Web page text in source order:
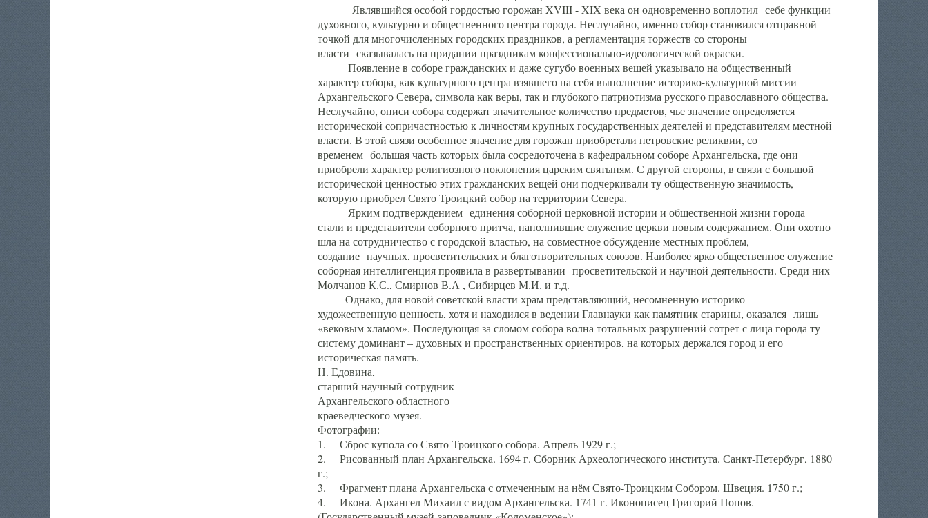
Являвшийся особой гордостью горожан XVIII - XIX века он одновременно воплотил себе функции
духовного, культурно и общественного центра города. Неслучайно, именно собор становился отправной
точкой для многочисленных городских праздников, а регламентация торжеств со стороны
власти сказывалась на придании праздникам конфессионально-идеологической окраски.
Появление в соборе гражданских и даже сугубо военных вещей указывало на общественный
характер собора, как культурного центра взявшего на себя выполнение историко-культурной миссии
Архангельского Севера, символа как веры, так и глубокого патриотизма русского православного общества.
Неслучайно, описи собора содержат значительное количество предметов, чье значение определяется
исторической сопричастностью к личностям крупных государственных деятелей и представителям местной
власти. В этой связи особенное значение для горожан приобретали петровские реликвии, со
временем большая часть которых была сосредоточена в кафедральном соборе Архангельска, где они
приобрели характер религиозного поклонения царским святыням. С другой стороны, в связи с большой
исторической ценностью этих гражданских вещей они подчеркивали ту общественную значимость,
которую приобрел Свято Троицкий собор на территории Севера.
Ярким подтверждением единения соборной церковной истории и общественной жизни города
стали и представители соборного притча, наполнившие служение церкви новым содержанием. Они охотно
шла на сотрудничество с городской властью, на совместное обсуждение местных проблем,
создание научных, просветительских и благотворительных союзов. Наиболее ярко общественное служение
соборная интеллигенция проявила в развертывании просветительской и научной деятельности. Среди них
Молчанов К.С., Смирнов В.А , Сибирцев М.И. и т.д.
Однако, для новой советской власти храм представляющий, несомненную историко –
художественную ценность, хотя и находился в ведении Главнауки как памятник старины, оказался лишь
«вековым хламом». Последующая за сломом собора волна тотальных разрушений сотрет с лица города ту
систему доминант – духовных и пространственных ориентиров, на которых держался город и его
историческая память.
Н. Едовина,
старший научный сотрудник
Архангельского областного
краеведческого музея.
Фотографии:
1. Сброс купола со Свято-Троицкого собора. Апрель 1929 г.;
2. Рисованный план Архангельска. 1694 г. Сборник Археологического института. Санкт-Петербург, 1880
г.;
3. Фрагмент плана Архангельска с отмеченным на нём Свято-Троицким Собором. Швеция. 1750 г.;
4. Икона. Архангел Михаил с видом Архангельска. 1741 г. Иконописец Григорий Попов.